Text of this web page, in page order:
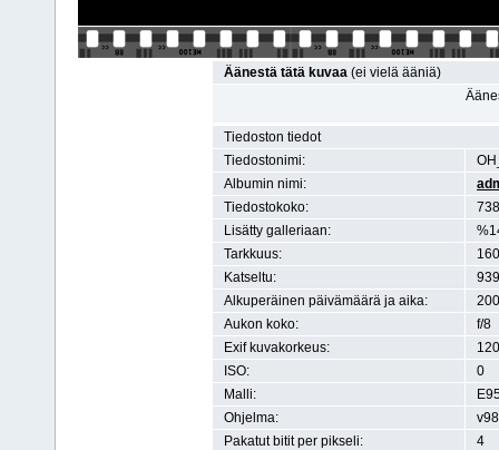
Äänestä tätä kuvaa (ei vielä ääniä)
Tiedoston tiedot
Tiedostonimi:
Albumin nimi:
Tiedostokoko:
Lisätty galleriaan:
Tarkkuus:
Katseltu:
Alkuperäinen päivämäärä ja aika:
Aukon koko:
f/8
Exif kuvakorkeus:
ISO:
0
Malli:
Ohjelma:
Pakatut bitit per pikseli:
4